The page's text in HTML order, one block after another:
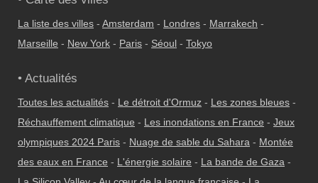
La liste des villes - Amsterdam - Londres - Marrakech -
Marseille - New York - Paris - Séoul - Tokyo
• Actualités
Toutes les actualités - Le détroit d'Ormuz - Les zones bleues -
Réchauffement climatique - Les inondations en France - Jeux
olympiques 2024 Paris - Nuage de sable du Sahara - Montée
des eaux en France - L'énergie solaire - La bande de Gaza -